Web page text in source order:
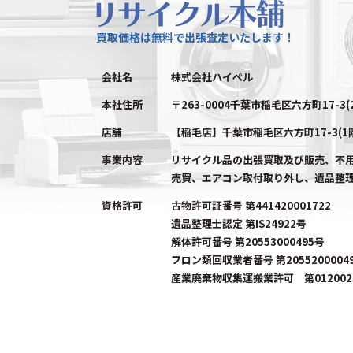
買取価格は無料で出張査定いたします！
会社名
株式会社ハイペル
本社住所
〒263-0004千葉市稲毛区六方町17-
店舗
【稲毛店】千葉市稲毛区六方町17-3(1
事業内容
リサイクル品の出張買取及び販売、不
売買、エアコン取付取り外し、遺品整
資格許可
古物許可証番号 第441420001722
遺品整理士認定 第IS24922号
解体許可番号 第20553000495号
フロン類回収業者番号 第
産業廃棄物収集運搬業許可 第